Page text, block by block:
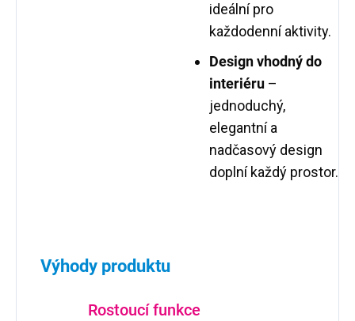
ideální pro
každodenní aktivity.
Design vhodný do
interiéru –
jednoduchý,
elegantní a
nadčasový design
doplní každý prostor.
Výhody produktu
Rostoucí funkce